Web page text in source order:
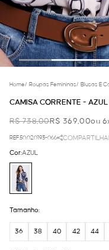
Home/ Roupas Femininas/ Blusas E
CAMISA CORRENTE - AZUL
R$ 738,00R$ 369,00ou
REF.50.02.0193-066
Cor:AZUL
Tamanho:
36 38 40 42 44